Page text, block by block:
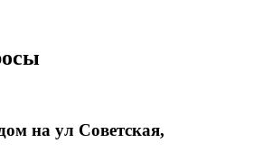
на ул Советская,